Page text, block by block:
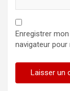
Enregistrer
navigateur